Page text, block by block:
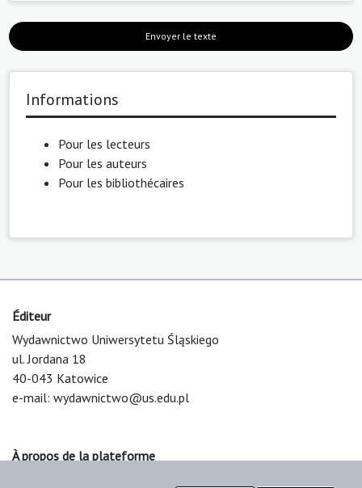
Envoyer le texte
Informations
Pour les lecteurs
Pour les auteurs
Pour les bibliothécaires
Éditeur
Wydawnictwo Uniwersytetu Śląskiego
ul. Jordana 18
40-043 Katowice
e-mail: wydawnictwo@us.edu.pl
À propos de la plateforme